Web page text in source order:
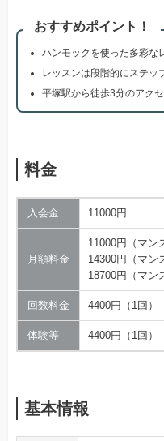
おすすめポイント！
ハンモックを使った多彩な
レッスンは段階的にステッ
平塚駅から徒歩3分のアク
料金
入会金 11000円
月額料金
11000円（マン
14300円（マン
18700円（マン
回数料金 4400円（1回）
体験等 4400円（1回）
基本情報